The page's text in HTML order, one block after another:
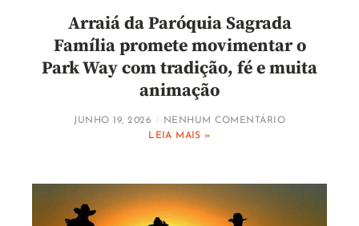
Arraiá da Paróquia Sagrada
Família promete movimentar o
Park Way com tradição, fé e muita
animação
JUNHO 19, 2026
NENHUM COMENTÁRIO
LEIA MAIS »